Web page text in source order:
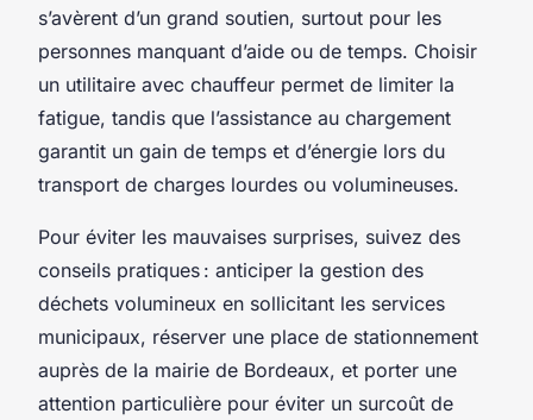
s’avèrent d’un grand soutien, surtout pour les
personnes manquant d’aide ou de temps. Choisir
un utilitaire avec chauffeur permet de limiter la
fatigue, tandis que l’assistance au chargement
garantit un gain de temps et d’énergie lors du
transport de charges lourdes ou volumineuses.
Pour éviter les mauvaises surprises, suivez des
conseils pratiques : anticiper la gestion des
déchets volumineux en sollicitant les services
municipaux, réserver une place de stationnement
auprès de la mairie de Bordeaux, et porter une
attention particulière pour éviter un surcoût de